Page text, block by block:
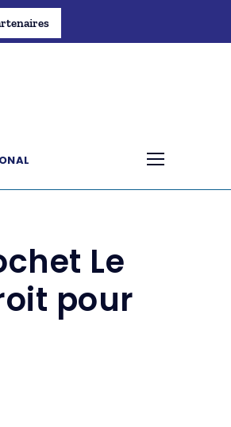
Le
pour